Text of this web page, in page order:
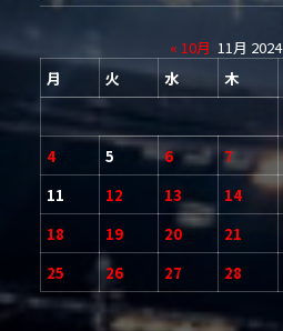
« 10月 11月 2024
月
火 水 木
4
5 6 7
11
12 13 14
18
19 20 21
25
26 27 28